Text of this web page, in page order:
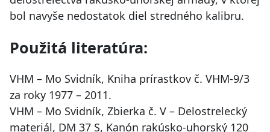
bol navyše nedostatok diel stredného kalibru.
Použitá literatúra:
VHM – Mo Svidník, Kniha prírastkov č. VHM-9/3
za roky 1977 – 2011.
VHM – Mo Svidník, Zbierka č. V – Delostrelecký
materiál, DM 37 S, Kanón rakúsko-uhorský 120